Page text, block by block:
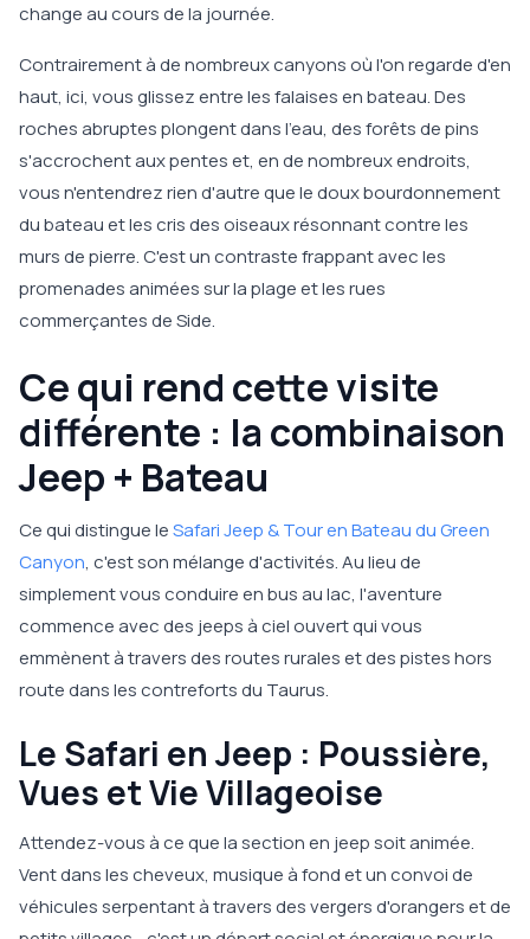
change au cours de la journée.
Contrairement à de nombreux canyons où l'on regarde d'en
haut, ici, vous glissez entre les falaises en bateau. Des
roches abruptes plongent dans l'eau, des forêts de pins
s'accrochent aux pentes et, en de nombreux endroits,
vous n'entendrez rien d'autre que le doux bourdonnement
du bateau et les cris des oiseaux résonnant contre les
murs de pierre. C'est un contraste frappant avec les
promenades animées sur la plage et les rues
commerçantes de Side.
Ce qui rend cette visite
différente : la combinaison
Jeep + Bateau
Ce qui distingue leSafari Jeep & Tour en Bateau du Green
Canyon, c'est son mélange d'activités. Au lieu de
simplement vous conduire en bus au lac, l'aventure
commence avec des jeeps à ciel ouvert qui vous
emmènent à travers des routes rurales et des pistes hors
route dans les contreforts du Taurus.
Le Safari en Jeep : Poussière,
Vues et Vie Villageoise
Attendez-vous à ce que la section en jeep soit animée.
Vent dans les cheveux, musique à fond et un convoi de
véhicules serpentant à travers des vergers d'orangers et de